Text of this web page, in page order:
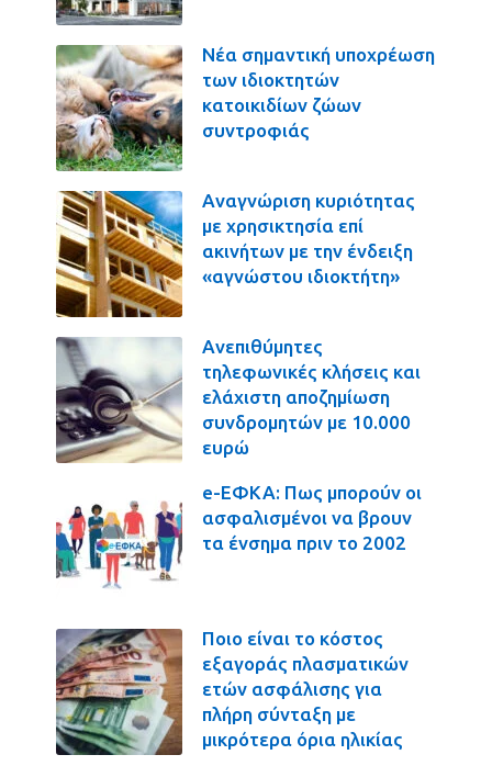
Νέα σημαντική υποχρέωση
των ιδιοκτητών
κατοικιδίων ζώων
συντροφιάς
Αναγνώριση κυριότητας
με χρησικτησία επί
ακινήτων με την ένδειξη
«αγνώστου ιδιοκτήτη»
Ανεπιθύμητες
τηλεφωνικές κλήσεις και
ελάχιστη αποζημίωση
συνδρομητών με 10.000
ευρώ
e-ΕΦΚΑ: Πως μπορούν οι
ασφαλισμένοι να βρουν
τα ένσημα πριν το 2002
Ποιο είναι το κόστος
εξαγοράς πλασματικών
ετών ασφάλισης για
πλήρη σύνταξη με
μικρότερα όρια ηλικίας